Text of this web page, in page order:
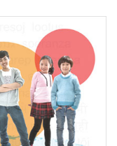
U
L
복
사
공
유
기
게
하
기
기